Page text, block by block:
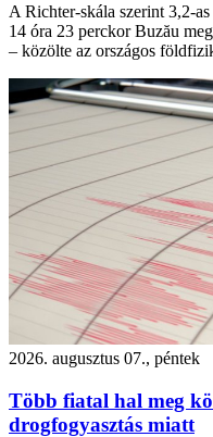
A Richter-skála szerint 3,2-
14 óra 23 perckor Buzău
– közölte az országos
2026. augusztus 07., péntek
Több fiatal hal meg
drogfogyasztás miatt